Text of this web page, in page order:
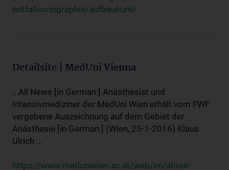
notfallsonographie/aufbaukurs/
Detailsite | MedUni Vienna
...All News [in German:] Anästhesist und
Intensivmediziner der MedUni Wien erhält vom FWF
vergebene Auszeichnung auf dem Gebiet der
Anästhesie [in German:] (Wien, 25-1-2016) Klaus
Ulrich ...
https://www.meduniwien.ac.at/web/en/about-